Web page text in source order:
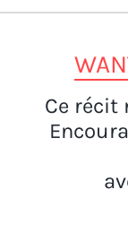
Ce récit